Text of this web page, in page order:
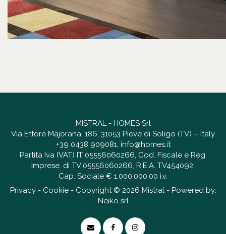
MISTRAL - HOMES Srl
Via Ettore Majorana, 186, 31053 Pieve di Soligo (TV) – Italy
+39 0438 909081, info@homes.it
Partita Iva (VAT) IT 05556060266, Cod. Fiscale e Reg.
Imprese. di TV 05556060266, R.E.A. TV454092,
Cap. Sociale € 1.000.000,00 i.v.
Privacy- Cookie- Copyright © 2026 Mistral - Powered by:
Neiko srl